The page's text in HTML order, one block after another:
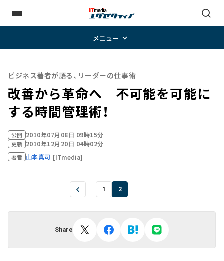
メニュー
ビジネス著者が語る、リーダーの仕事術
改善から革命へ 不可能を可能に
する時間管理術！
公開 2010年07月08日 09時15分
更新 2010年12月20日 04時02分
著者 山本真司 [ITmedia]
1 2
Share